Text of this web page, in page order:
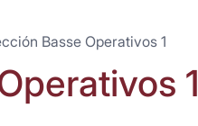
Basse Operativos 1
1